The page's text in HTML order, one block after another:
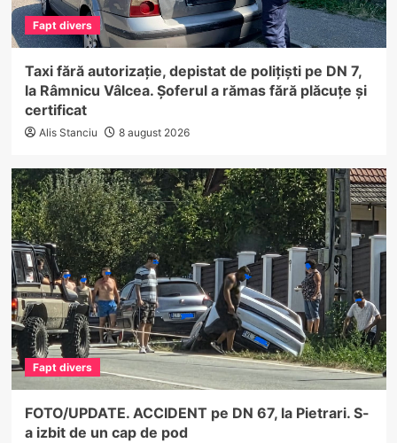
Fapt divers
Taxi fără autorizație, depistat de polițiști pe DN 7,
la Râmnicu Vâlcea. Șoferul a rămas fără plăcuțe și
certificat
Alis Stanciu 8 august 2026
Fapt divers
FOTO/UPDATE. ACCIDENT pe DN 67, la Pietrari. S-
a izbit de un cap de pod